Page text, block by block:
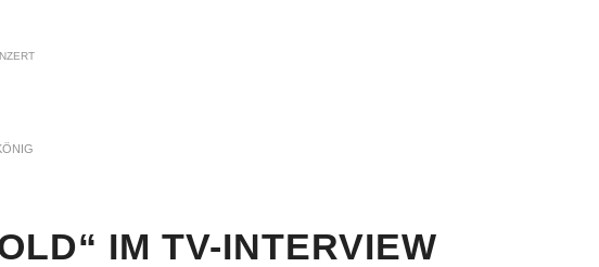
IM TV-INTERVIEW